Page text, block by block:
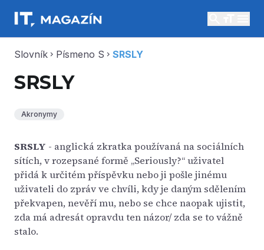
Slovník chevron_right Písmeno S chevron_right SRSLY
SRSLY
Akronymy
SRSLY - anglická zkratka používaná na sociálních
sítích, v rozepsané formě „Seriously?“ uživatel
přidá k určitém příspěvku nebo ji pošle jinému
uživateli do zpráv ve chvíli, kdy je daným sdělením
překvapen, nevěří mu, nebo se chce naopak ujistit,
zda má adresát opravdu ten názor/ zda se to vážně
stalo.